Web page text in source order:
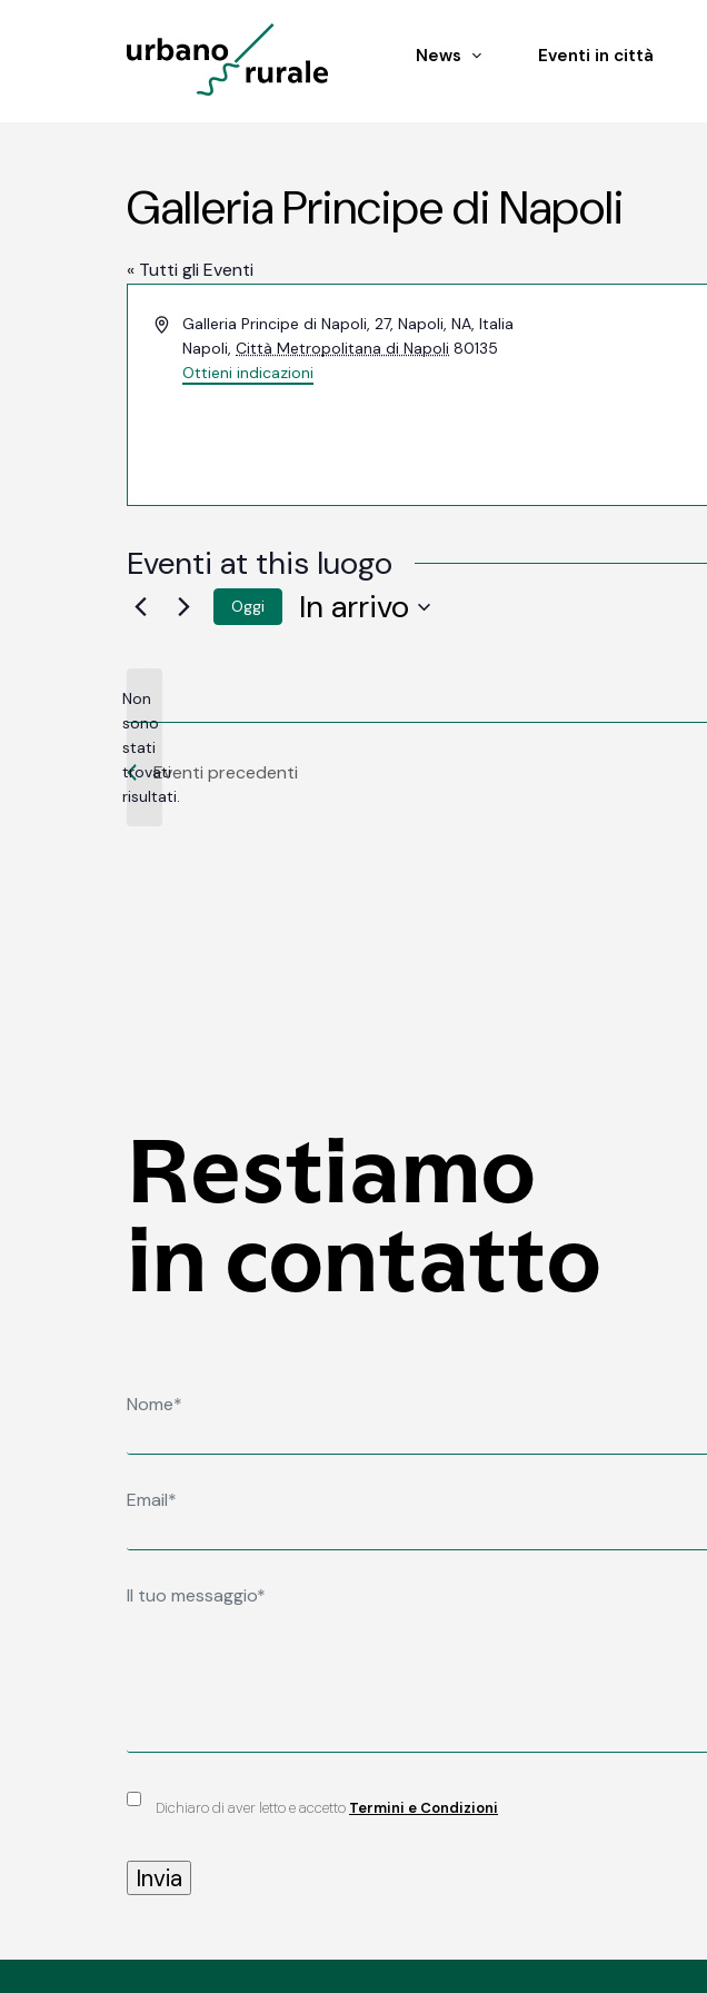
News Eventi in città
Galleria Principe di Napoli
« Tutti gli Eventi
IndirizzoGalleria Principe di Napoli, 27, Napoli, NA, Italia
Napoli, Città Metropolitana di Napoli 80135
Ottieni indicazioni
Eventi at this luogo
Notice
Non
sono
stati
trovati
risultati.
Oggi In arrivo
Eventi precedenti
Restiamo
in contatto
Dichiaro di aver letto e accetto Termini e Condizioni